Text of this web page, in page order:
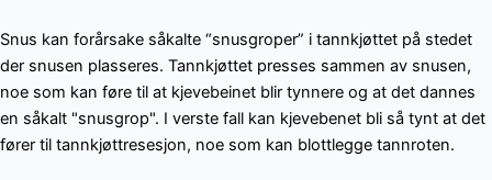
Snus kan forårsake såkalte “snusgroper” i tannkjøttet på stedet
der snusen plasseres. Tannkjøttet presses sammen av snusen,
noe som kan føre til at kjevebeinet blir tynnere og at det dannes
en såkalt "snusgrop". I verste fall kan kjevebenet bli så tynt at det
fører til tannkjøttresesjon, noe som kan blottlegge tannroten.